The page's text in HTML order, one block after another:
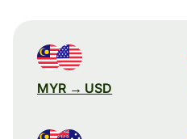
MYR → USD